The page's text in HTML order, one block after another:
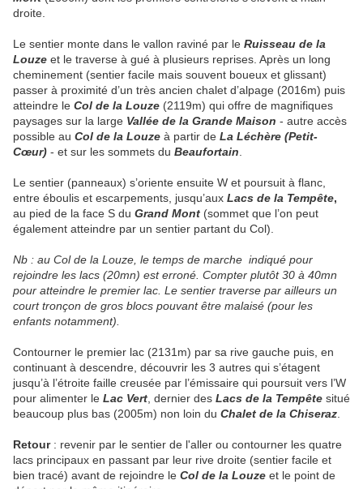
droite.
Le sentier monte dans le vallon raviné par le Ruisseau de la
Louze et le traverse à gué à plusieurs reprises. Après un long
cheminement (sentier facile mais souvent boueux et glissant)
passer à proximité d’un très ancien chalet d’alpage (2016m) puis
atteindre le Col de la Louze (2119m) qui offre de magnifiques
paysages sur la large Vallée de la Grande Maison - autre accès
possible au Col de la Louze à partir de La Léchère (Petit-
Cœur) - et sur les sommets du Beaufortain
Le sentier (panneaux) s’oriente ensuite W et poursuit à flanc,
entre éboulis et escarpements, jusqu’aux Lacs de la Tempête,
au pied de la face S du Grand Mont (sommet que l’on peut
également atteindre par un sentier partant du Col).
Nb : au Col de la Louze, le temps de marche indiqué pour
rejoindre les lacs (20mn) est erroné. Compter plutôt 30 à 40mn
pour atteindre le premier lac. Le sentier traverse par ailleurs un
court tronçon de gros blocs pouvant être malaisé (pour les
enfants notamment).
Contourner le premier lac (2131m) par sa rive gauche puis, en
continuant à descendre, découvrir les 3 autres qui s’étagent
jusqu’à l’étroite faille creusée par l’émissaire qui poursuit vers l’W
pour alimenter le Lac Vert , dernier des Lacs de la Tempête situé
beaucoup plus bas (2005m) non loin du Chalet de la Chiseraz
Retour: revenir par le sentier de l'aller ou contourner les quatre
lacs principaux en passant par leur rive droite (sentier facile et
bien tracé) avant de rejoindre le Col de la Louze et le point de